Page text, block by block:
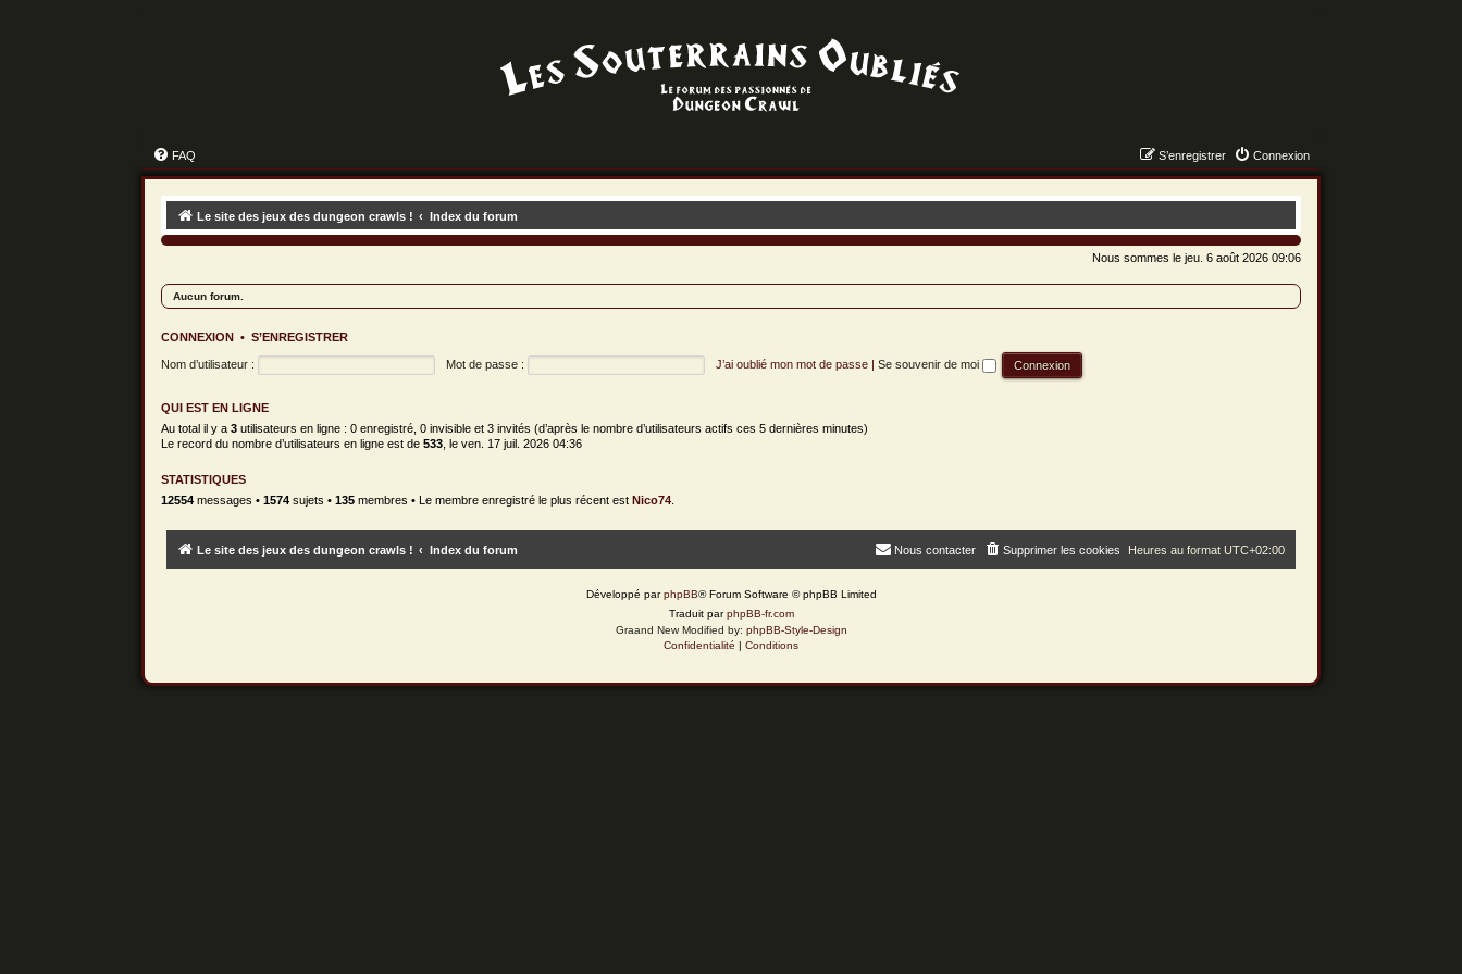
FAQ Connexion
S’enregistrer
Le site des jeux des dungeon crawls ! Index du forum
Nous sommes le jeu. 6 août 2026 09:06
Aucun forum.
CONNEXION• S’ENREGISTRER
Nom d’utilisateur : Mot de passe : J’ai oublié mon mot de passe | Se souvenir de moi
QUI EST EN LIGNE
Au total il y a 3utilisateurs en ligne : 0 enregistré, 0 invisible et 3 invités (d’après le nombre d’utilisateurs actifs ces 5 dernières minutes)
Le record du nombre d’utilisateurs en ligne est de 533, le ven. 17 juil. 2026 04:36
STATISTIQUES
12554messages • 1574sujets • 135membres • Le membre enregistré le plus récent est Nico74.
Le site des jeux des dungeon crawls ! Index du forum Heures au formatUTC+02:00
Supprimer les cookies
Nous contacter
Développé parphpBB® Forum Software © phpBB Limited
Traduit parphpBB-fr.com
Graand New Modified by: phpBB-Style-Design
Confidentialité | Conditions